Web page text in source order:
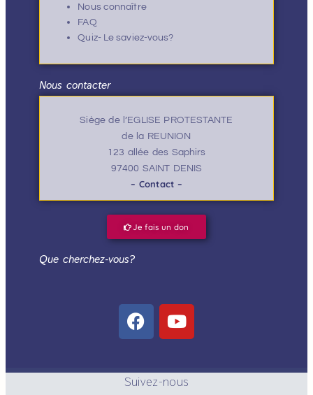
Nous connaître
FAQ
Quiz- Le saviez-vous?
Nous contacter
Siège de l’EGLISE PROTESTANTE
de la REUNION
123 allée des Saphirs
97400 SAINT DENIS
– Contact –
Je fais un don
Que cherchez-vous?
Suivez-nous